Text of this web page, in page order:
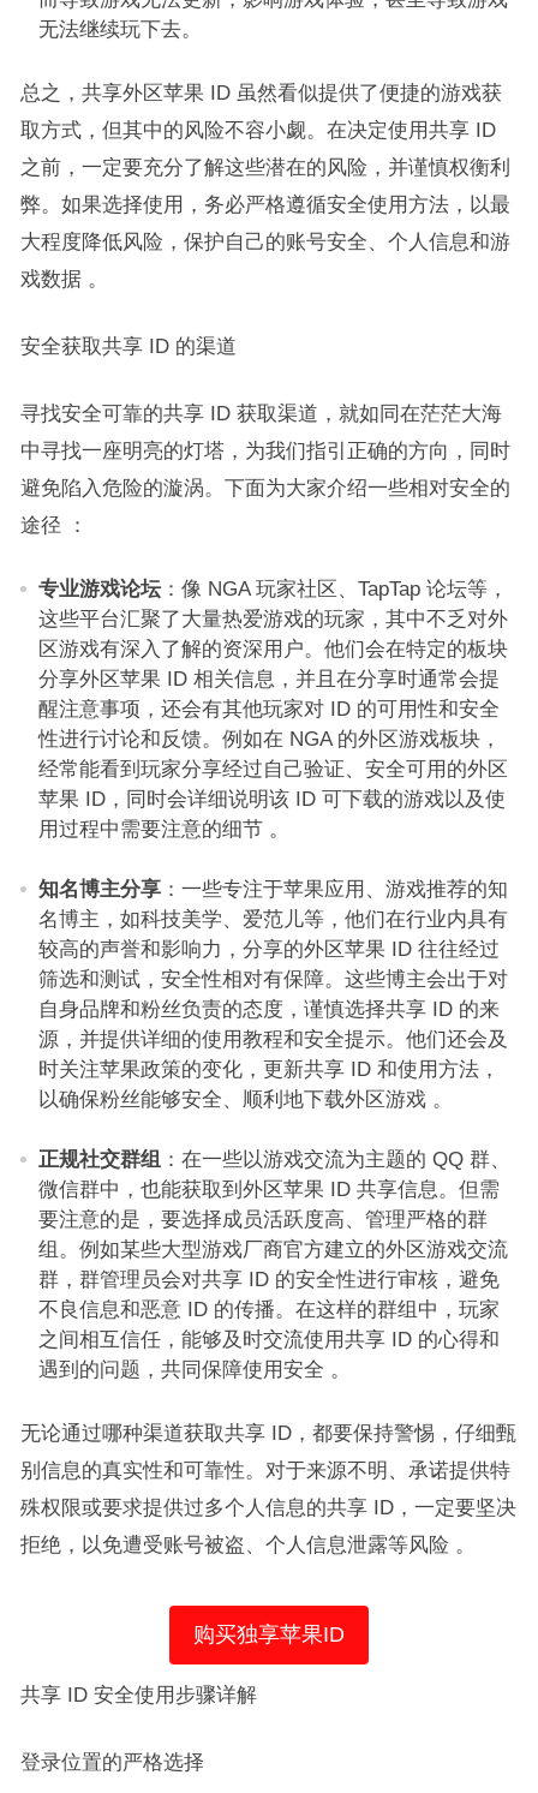
无法继续玩下去。​
总之，共享外区苹果 ID 虽然看似提供了便捷的游戏获
取方式，但其中的风险不容小觑。在决定使用共享 ID
之前，一定要充分了解这些潜在的风险，并谨慎权衡利
弊。如果选择使用，务必严格遵循安全使用方法，以最
大程度降低风险，保护自己的账号安全、个人信息和游
戏数据 。​
安全获取共享 ID 的渠道​
寻找安全可靠的共享 ID 获取渠道，就如同在茫茫大海
中寻找一座明亮的灯塔，为我们指引正确的方向，同时
避免陷入危险的漩涡。下面为大家介绍一些相对安全的
途径 ：​
专业游戏论坛：像 NGA 玩家社区、TapTap 论坛等，
这些平台汇聚了大量热爱游戏的玩家，其中不乏对外
区游戏有深入了解的资深用户。他们会在特定的板块
分享外区苹果 ID 相关信息，并且在分享时通常会提
醒注意事项，还会有其他玩家对 ID 的可用性和安全
性进行讨论和反馈。例如在 NGA 的外区游戏板块，
经常能看到玩家分享经过自己验证、安全可用的外区
苹果 ID，同时会详细说明该 ID 可下载的游戏以及使
用过程中需要注意的细节 。​
知名博主分享：一些专注于苹果应用、游戏推荐的知
名博主，如科技美学、爱范儿等，他们在行业内具有
较高的声誉和影响力，分享的外区苹果 ID 往往经过
筛选和测试，安全性相对有保障。这些博主会出于对
自身品牌和粉丝负责的态度，谨慎选择共享 ID 的来
源，并提供详细的使用教程和安全提示。他们还会及
时关注苹果政策的变化，更新共享 ID 和使用方法，
以确保粉丝能够安全、顺利地下载外区游戏 。​
正规社交群组 ：在一些以游戏交流为主题的 QQ 群、
微信群中，也能获取到外区苹果 ID 共享信息。但需
要注意的是，要选择成员活跃度高、管理严格的群
组。例如某些大型游戏厂商官方建立的外区游戏交流
群，群管理员会对共享 ID 的安全性进行审核，避免
不良信息和恶意 ID 的传播。在这样的群组中，玩家
之间相互信任，能够及时交流使用共享 ID 的心得和
遇到的问题，共同保障使用安全 。​
无论通过哪种渠道获取共享 ID，都要保持警惕，仔细甄
别信息的真实性和可靠性。对于来源不明、承诺提供特
殊权限或要求提供过多个人信息的共享 ID，一定要坚决
拒绝，以免遭受账号被盗、个人信息泄露等风险 。​
购买独享苹果ID
共享 ID 安全使用步骤详解​
登录位置的严格选择​